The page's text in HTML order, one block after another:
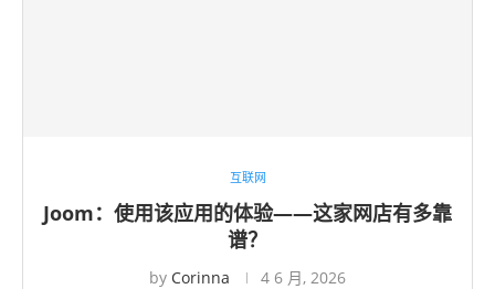
互联网
Joom：使用该应用的体验——这家网店有多靠
谱？
by Corinna 4 6 月, 2026